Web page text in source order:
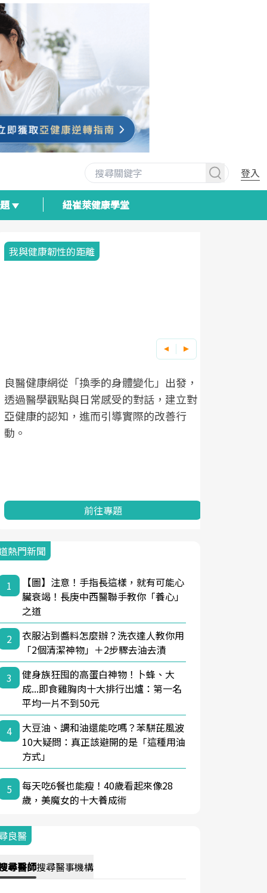
登入
紐崔萊健康學堂
與健康韌性的距離
醫健康網從「換季的身體變化」出發，
過醫學觀點與日常感受的對話，建立對
健康的認知，進而引導實際的改善行
。
前往專題
熱門新聞
1
【圖】注意！手指長這樣，就有可能心
臟衰竭！長庚中西醫聯手教你「養心」
之道
2
衣服沾到醬料怎麼辦？洗衣達人教你用
「2個清潔神物」＋2步驟去油去漬
3
健身族狂囤的高蛋白神物！卜蜂、大
成...即食雞胸肉十大排行出爐：第一名
平均一片不到50元
4
大豆油、調和油還能吃嗎？苯駢芘風波
10大疑問：真正該避開的是「這種用油
方式」
5
每天吃6餐也能瘦！40歲看起來像28
歲，美魔女的十大養成術
良醫
尋醫師搜尋醫事機構